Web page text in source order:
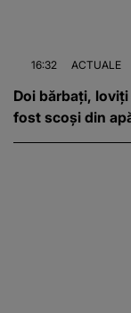
16:32 ACTUALE
Doi bărbați,
fost scoși din